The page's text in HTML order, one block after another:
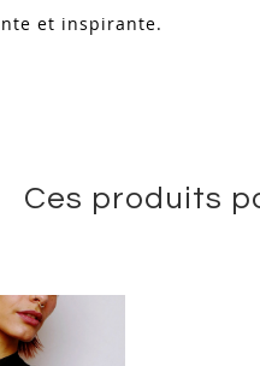
et inspirante.
Ces produits